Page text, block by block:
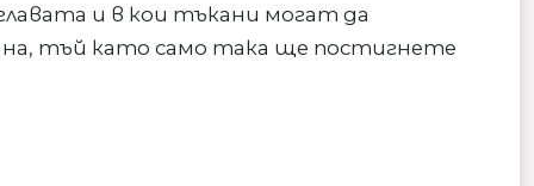
и в кои тъкани могат да
тъй като само така ще постигнете